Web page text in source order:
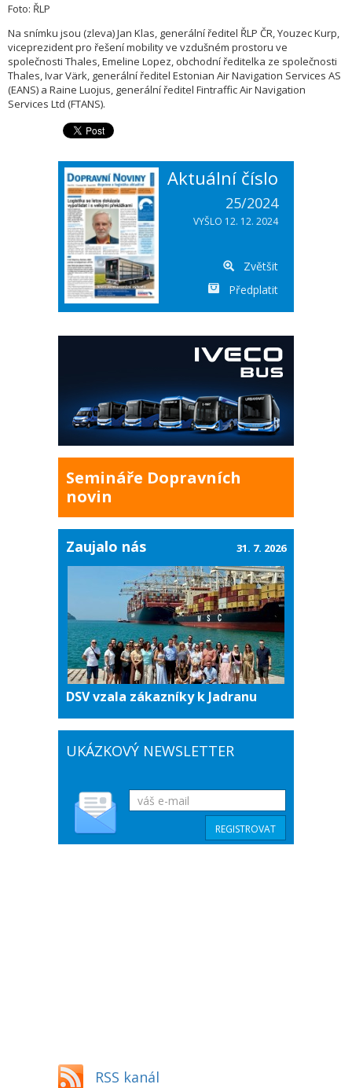
Foto: ŘLP
Na snímku jsou (zleva) Jan Klas, generální ředitel ŘLP ČR, Youzec Kurp,
viceprezident pro řešení mobility ve vzdušném prostoru ve
společnosti Thales, Emeline Lopez, obchodní ředitelka ze společnosti
Thales, Ivar Värk, generální ředitel Estonian Air Navigation Services AS
(EANS) a Raine Luojus, generální ředitel Fintraffic Air Navigation
Services Ltd (FTANS).
Aktuální číslo
25/2024
VYŠLO 12. 12. 2024
Zvětšit
Předplatit
Semináře Dopravních
novin
Zaujalo nás
DSV vzala zákazníky k Jadranu
31. 7. 2026
UKÁZKOVÝ NEWSLETTER
RSS kanál